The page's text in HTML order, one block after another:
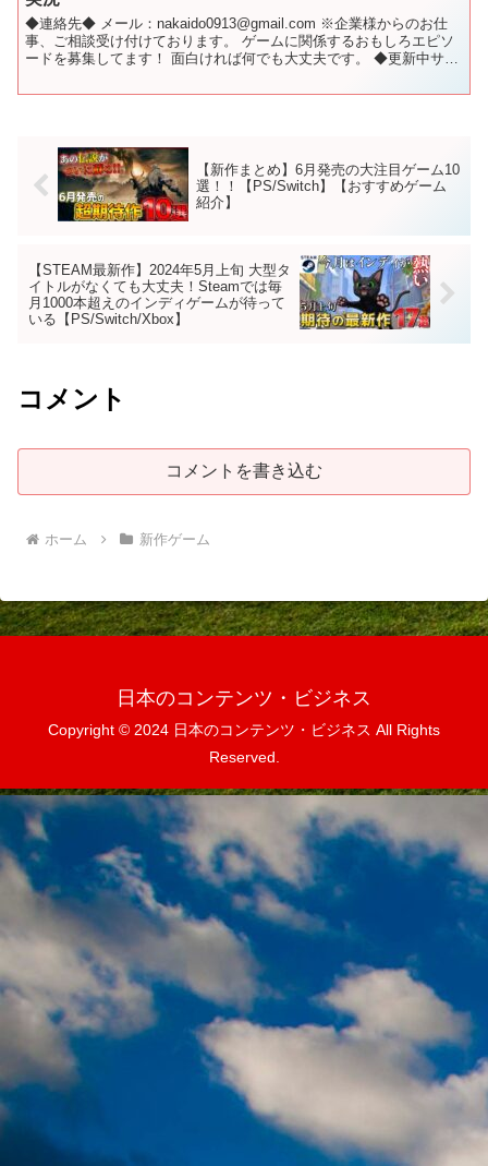
◆連絡先◆ メール：nakaido0913@gmail.com ※企業様からのお仕
事、ご相談受け付けております。 ゲームに関係するおもしろエピソ
ードを募集してます！ 面白ければ何でも大丈夫です。 ◆更新中サブ
【新作まとめ】6月発売の大注目ゲーム10
選！！【PS/Switch】【おすすめゲーム
紹介】
【STEAM最新作】2024年5月上旬 大型タ
イトルがなくても大丈夫！Steamでは毎
月1000本超えのインディゲームが待って
いる【PS/Switch/Xbox】
コメント
コメントを書き込む
ホーム 新作ゲーム
日本のコンテンツ・ビジネス
Copyright © 2024 日本のコンテンツ・ビジネス All Rights
Reserved.